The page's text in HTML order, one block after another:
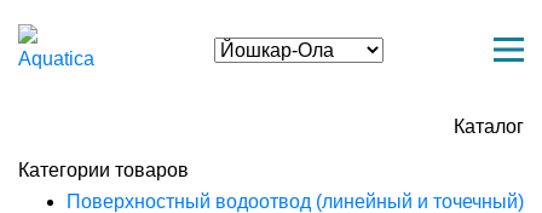
Каталог
Категории товаров
Поверхностный водоотвод (линейный и точечный)